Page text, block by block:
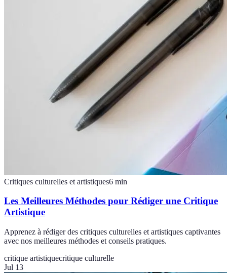
Critiques culturelles et artistiques6 min
Les Meilleures Méthodes pour Rédiger une Critique
Artistique
Apprenez à rédiger des critiques culturelles et artistiques captivantes
avec nos meilleures méthodes et conseils pratiques.
critique artistiquecritique culturelle
Jul 13